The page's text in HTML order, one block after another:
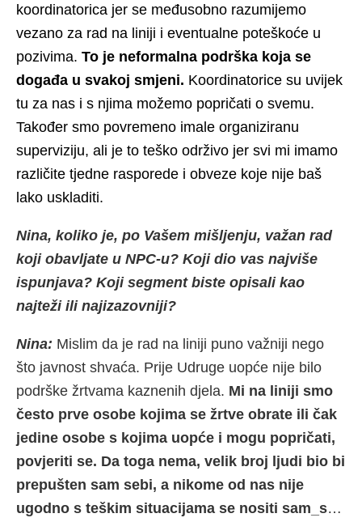
koordinatorica jer se međusobno razumijemo
vezano za rad na liniji i eventualne poteškoće u
pozivima. To je neformalna podrška koja se
događa u svakoj smjeni. Koordinatorice su uvijek
tu za nas i s njima možemo popričati o svemu.
Također smo povremeno imale organiziranu
superviziju, ali je to teško održivo jer svi mi imamo
različite tjedne rasporede i obveze koje nije baš
lako uskladiti.
Nina, koliko je, po Vašem mišljenju, važan rad
koji obavljate u NPC-u? Koji dio vas najviše
ispunjava? Koji segment biste opisali kao
najteži ili najizazovniji?
Nina: Mislim da je rad na liniji puno važniji nego
što javnost shvaća. Prije Udruge uopće nije bilo
podrške žrtvama kaznenih djela. Mi na liniji smo
često prve osobe kojima se žrtve obrate ili čak
jedine osobe s kojima uopće i mogu popričati,
povjeriti se. Da toga nema, velik broj ljudi bio bi
prepušten sam sebi, a nikome od nas nije
ugodno s teškim situacijama se nositi sam_s…